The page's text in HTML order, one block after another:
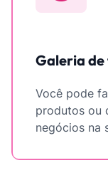
Galeria
Você pode
produtos ou
negócios na